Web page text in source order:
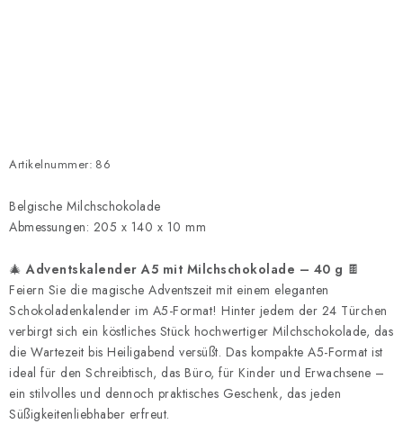
Artikelnummer: 86
Belgische Milchschokolade
Abmessungen: 205 x 140 x 10 mm
🎄Adventskalender A5 mit Milchschokolade – 40 g 🍫
Feiern Sie die magische Adventszeit mit einem eleganten
Schokoladenkalender im A5-Format! Hinter jedem der 24 Türchen
verbirgt sich ein köstliches Stück hochwertiger Milchschokolade, das
die Wartezeit bis Heiligabend versüßt. Das kompakte A5-Format ist
ideal für den Schreibtisch, das Büro, für Kinder und Erwachsene –
ein stilvolles und dennoch praktisches Geschenk, das jeden
Süßigkeitenliebhaber erfreut.